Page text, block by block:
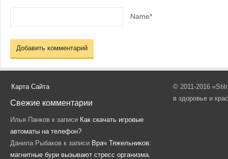
Name*
Карта Сайта
Свежие комментарии
Илья Панков к записи Как скачать игровые
автоматы на телефон?
Данила Рыбаков к записи Врач Тяжельников:
магнитные бури вызывают стресс организма.
© 2011-2016
в здоровье и